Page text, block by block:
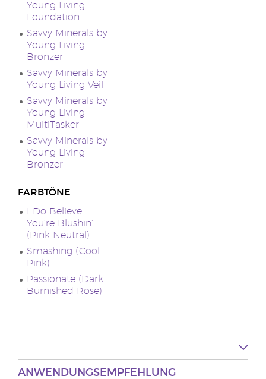
Young Living
Foundation
Savvy Minerals by
Young Living
Bronzer
Savvy Minerals by
Young Living Veil
Savvy Minerals by
Young Living
MultiTasker
Savvy Minerals by
Young Living
Bronzer
FARBTÖNE
I Do Believe
You’re Blushin’
(Pink Neutral)
Smashing (Cool
Pink)
Passionate (Dark
Burnished Rose)
ANWENDUNGSEMPFEHLUNG